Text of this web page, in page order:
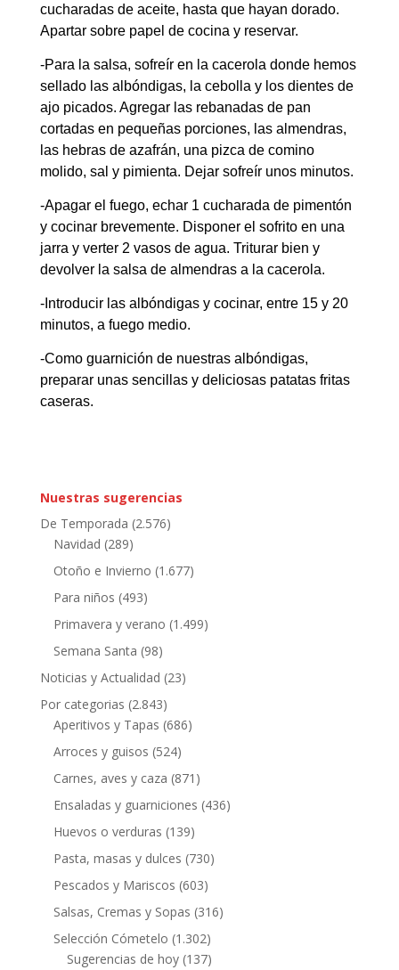
cucharadas de aceite, hasta que hayan dorado.
Apartar sobre papel de cocina y reservar.
-Para la salsa, sofreír en la cacerola donde hemos
sellado las albóndigas, la cebolla y los dientes de
ajo picados. Agregar las rebanadas de pan
cortadas en pequeñas porciones, las almendras,
las hebras de azafrán, una pizca de comino
molido, sal y pimienta. Dejar sofreír unos minutos.
-Apagar el fuego, echar 1 cucharada de pimentón
y cocinar brevemente. Disponer el sofrito en una
jarra y verter 2 vasos de agua. Triturar bien y
devolver la salsa de almendras a la cacerola.
-Introducir las albóndigas y cocinar, entre 15 y 20
minutos, a fuego medio.
-Como guarnición de nuestras albóndigas,
preparar unas sencillas y deliciosas patatas fritas
caseras.
Nuestras sugerencias
De Temporada (2.576)
Navidad (289)
Otoño e Invierno (1.677)
Para niños (493)
Primavera y verano (1.499)
Semana Santa (98)
Noticias y Actualidad (23)
Por categorias (2.843)
Aperitivos y Tapas (686)
Arroces y guisos (524)
Carnes, aves y caza (871)
Ensaladas y guarniciones (436)
Huevos o verduras (139)
Pasta, masas y dulces (730)
Pescados y Mariscos (603)
Salsas, Cremas y Sopas (316)
Selección Cómetelo (1.302)
Sugerencias de hoy(137)